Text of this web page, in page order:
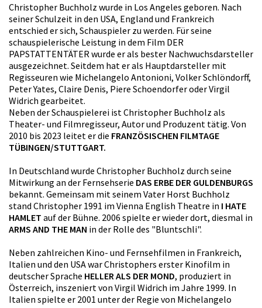
Christopher Buchholz wurde in Los Angeles geboren. Nach
seiner Schulzeit in den USA, England und Frankreich
entschied er sich, Schauspieler zu werden. Für seine
schauspielerische Leistung in dem Film DER
PAPSTATTENTÄTER wurde er als bester Nachwuchsdarsteller
ausgezeichnet. Seitdem hat er als Hauptdarsteller mit
Regisseuren wie Michelangelo Antonioni, Volker Schlöndorff,
Peter Yates, Claire Denis, Piere Schoendorfer oder Virgil
Widrich gearbeitet.
Neben der Schauspielerei ist Christopher Buchholz als
Theater- und Filmregisseur, Autor und Produzent tätig. Von
2010 bis 2023 leitet er die FRANZÖSISCHEN FILMTAGE
TÜBINGEN/STUTTGART.
In Deutschland wurde Christopher Buchholz durch seine
Mitwirkung an der Fernsehserie DAS ERBE DER GULDENBURGS
bekannt. Gemeinsam mit seinem Vater Horst Buchholz
stand Christopher 1991 im Vienna English Theatre in I HATE
HAMLET auf der Bühne. 2006 spielte er wieder dort, diesmal in
ARMS AND THE MAN in der Rolle des "Bluntschli".
Neben zahlreichen Kino- und Fernsehfilmen in Frankreich,
Italien und den USA war Christophers erster Kinofilm in
deutscher Sprache HELLER ALS DER MOND, produziert in
Österreich, inszeniert von Virgil Widrich im Jahre 1999. In
Italien spielte er 2001 unter der Regie von Michelangelo